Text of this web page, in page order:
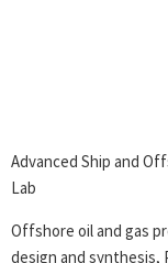
Advanced Ship and
Lab
Offshore oil and gas
design and synthesis,